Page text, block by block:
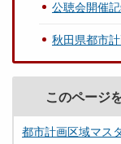
公聴会開催
秋田県都市
このページ
都市計画区域マス